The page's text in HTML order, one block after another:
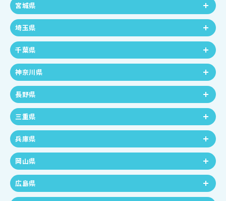
宮城県
埼玉県
千葉県
神奈川県
長野県
三重県
兵庫県
岡山県
広島県